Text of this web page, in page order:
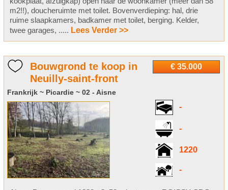
m2!!), doucheruimte met toilet. Bovenverdieping: hal, drie
ruime slaapkamers, badkamer met toilet, berging. Kelder,
twee garages, ..... Lees Verder >>
€ 35.000
Bouwgrond te koop in
Neuilly-saint-front
Frankrijk ~ Picardie ~ 02 - Aisne
-
-
1220
-